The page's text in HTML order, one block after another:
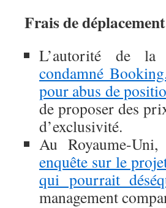
Frais de déplacement
L’autorité de la
condamné
pour abus de
de proposer des
d’exclusivité.
Au Royaume-
enquête sur le
qui pourrait
management